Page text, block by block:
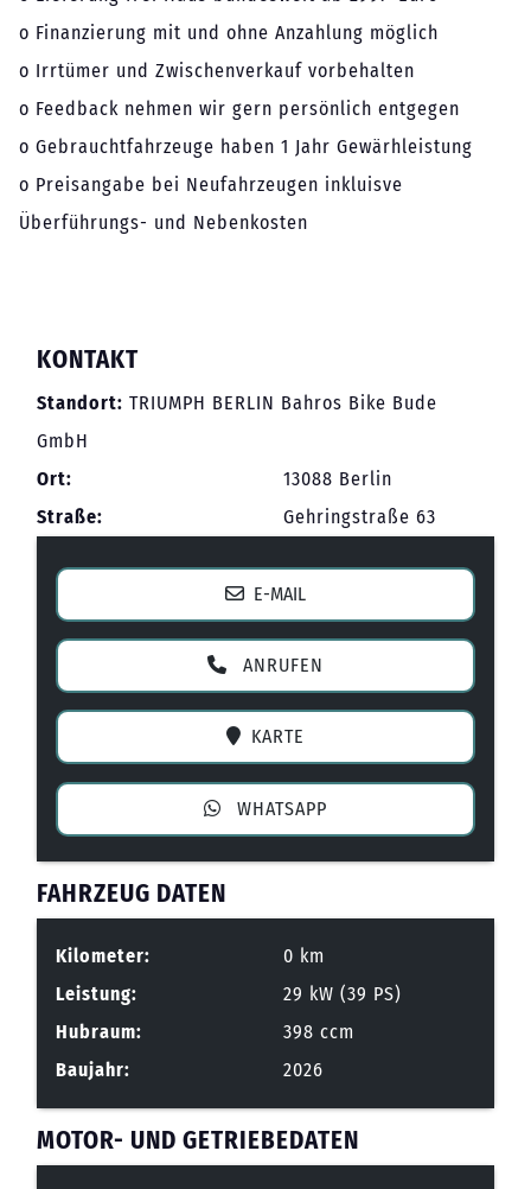
o Finanzierung mit und ohne Anzahlung möglich
o Irrtümer und Zwischenverkauf vorbehalten
o Feedback nehmen wir gern persönlich entgegen
o Gebrauchtfahrzeuge haben 1 Jahr Gewärhleistung
o Preisangabe bei Neufahrzeugen inkluisve
Überführungs- und Nebenkosten
KONTAKT
Standort: TRIUMPH BERLIN Bahros Bike Bude
GmbH
Ort:
13088 Berlin
Straße:
Gehringstraße 63
E-MAIL
ANRUFEN
KARTE
WHATSAPP
FAHRZEUG DATEN
Kilometer:
0 km
Leistung:
29 kW (39 PS)
Hubraum:
398 ccm
Baujahr:
2026
MOTOR- UND GETRIEBEDATEN